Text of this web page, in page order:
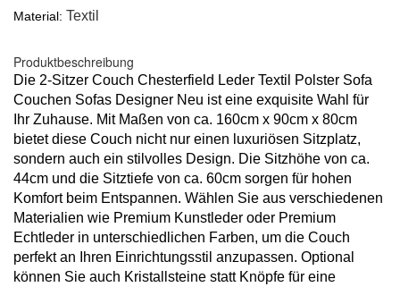
Material: Textil
Produktbeschreibung
Die 2-Sitzer Couch Chesterfield Leder Textil Polster Sofa
Couchen Sofas Designer Neu ist eine exquisite Wahl für
Ihr Zuhause. Mit Maßen von ca. 160cm x 90cm x 80cm
bietet diese Couch nicht nur einen luxuriösen Sitzplatz,
sondern auch ein stilvolles Design. Die Sitzhöhe von ca.
44cm und die Sitztiefe von ca. 60cm sorgen für hohen
Komfort beim Entspannen. Wählen Sie aus verschiedenen
Materialien wie Premium Kunstleder oder Premium
Echtleder in unterschiedlichen Farben, um die Couch
perfekt an Ihren Einrichtungsstil anzupassen. Optional
können Sie auch Kristallsteine statt Knöpfe für eine